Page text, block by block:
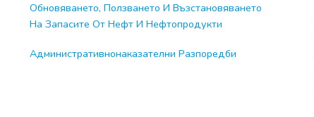
Обновяването, Ползването И Възстановяването
На Запасите От Нефт И Нефтопродукти
Административнонаказателни Разпоредби